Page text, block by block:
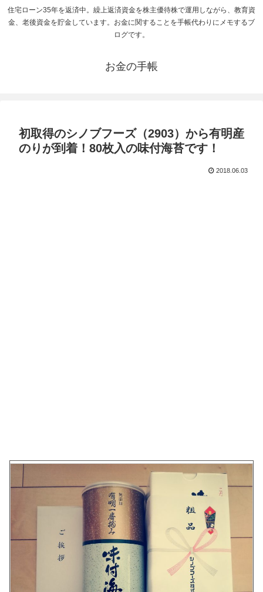
住宅ローン35年を返済中。繰上返済資金を株主優待株で運用しながら、教育資
金、老後資金を貯金しています。お金に関することを手帳代わりにメモするブ
ログです。
お金の手帳
初取得のシノブフーズ（2903）から有明産
のりが到着！80枚入の味付海苔です！
2018.06.03